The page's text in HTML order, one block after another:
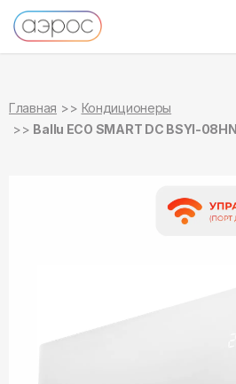
Главная
Кондиционеры
Ballu ECO SMART DC BSYI-
в наличии
в наличии